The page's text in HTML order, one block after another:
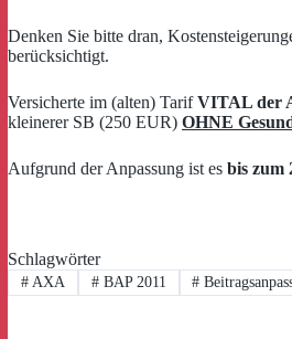
Denken Sie bitte dran,
berücksichtigt.
Versicherte im (alten) TarifVITAL der
kleinerer SB (250 EUR) OHNE
Aufgrund der Anpassung ist es bis zum
Schlagwörter
#AXA #BAP 2011 #